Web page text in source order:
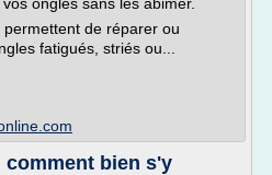
de réparer ou
fatigués, striés ou...
comment bien s'y